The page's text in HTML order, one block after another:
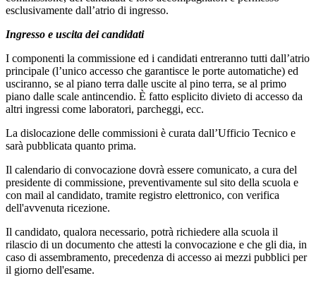
esclusivamente dall’atrio di ingresso.
Ingresso e uscita dei candidati
I componenti la commissione ed i candidati entreranno tutti dall’atrio
principale (l’unico accesso che garantisce le porte automatiche) ed
usciranno, se al piano terra dalle uscite al pino terra, se al primo
piano dalle scale antincendio. È fatto esplicito divieto di accesso da
altri ingressi come laboratori, parcheggi, ecc.
La dislocazione delle commissioni è curata dall’Ufficio Tecnico e
sarà pubblicata quanto prima.
Il calendario di convocazione dovrà essere comunicato, a cura del
presidente di commissione, preventivamente sul sito della scuola e
con mail al candidato, tramite registro elettronico, con verifica
dell'avvenuta ricezione.
Il candidato, qualora necessario, potrà richiedere alla scuola il
rilascio di un documento che attesti la convocazione e che gli dia, in
caso di assembramento, precedenza di accesso ai mezzi pubblici per
il giorno dell'esame.